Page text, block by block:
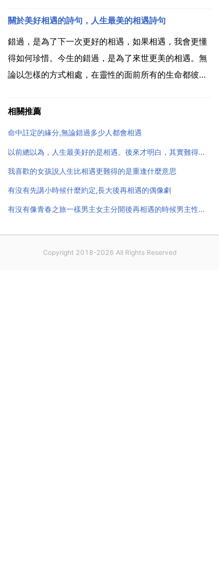
的生活，我們的過去，我會藏在心底，那是秘密。相遇
是緣，相守是份，即使我們有緣也有份，但還需相知，
放手與否...
關於美好相遇的詩句，人生最美的相遇詩句
錯過，是為了下一次更好的相遇，如果相遇，我會更懂
得如何珍惜。今生的錯過，是為了來世更美的相遇。無
論以怎樣的方式相處，在靈性的面前所有的生命都彼此
歸。對月問嬌娥，東風夜逐歌。相逢若有日，恩愛不嫌
相關推薦
命中註定的緣分,無論錯過多少人都會相遇
以前總以為，人生最美好的是相遇。後來才明白，其實難得的是重逢
我喜歡的女孩說人生比相遇更難得的是重逢什麼意思
有沒有先講小時候什麼約定,長大後再相遇的偶像劇
有沒有像青春之旅一樣男主女主分開後再相遇的時候男主性格發生巨
Copyright 2018-2026 All Rights Reserved